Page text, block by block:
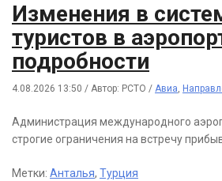
Изменения в
туристов в
подробности
4.08.2026 13:50 / Автор: РСТО / Авиа,
Администрация международного
строгие ограничения на встречу
Метки: Анталья, Турция